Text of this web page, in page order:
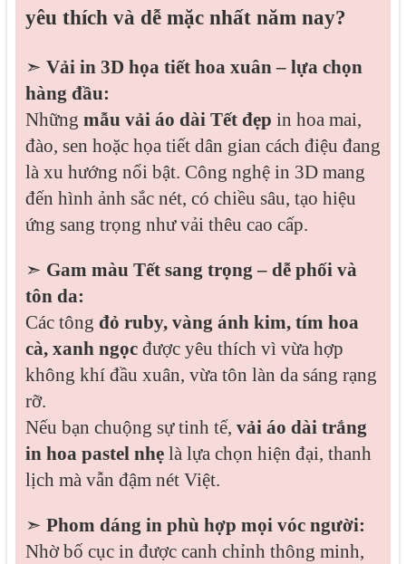
yêu thích và dễ mặc nhất năm nay?
➣ Vải in 3D họa tiết hoa xuân – lựa chọn
hàng đầu:
Những mẫu vải áo dài Tết đẹp in hoa mai,
đào, sen hoặc họa tiết dân gian cách điệu đang
là xu hướng nổi bật. Công nghệ in 3D mang
đến hình ảnh sắc nét, có chiều sâu, tạo hiệu
ứng sang trọng như vải thêu cao cấp.
➣ Gam màu Tết sang trọng – dễ phối và
tôn da:
Các tông đỏ ruby, vàng ánh kim, tím hoa
cà, xanh ngọcđược yêu thích vì vừa hợp
không khí đầu xuân, vừa tôn làn da sáng rạng
rỡ.
Nếu bạn chuộng sự tinh tế, vải áo dài trắng
in hoa pastel nhẹlà lựa chọn hiện đại, thanh
lịch mà vẫn đậm nét Việt.
➣ Phom dáng in phù hợp mọi vóc người:
Nhờ bố cục in được canh chỉnh thông minh,